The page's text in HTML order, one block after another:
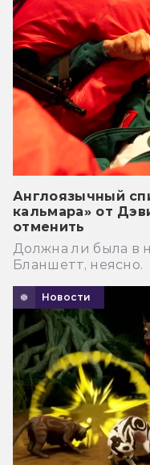
Англоязычный
кальмара» от
отменить
Должна ли была в
Бланшетт, неясно.
Новости